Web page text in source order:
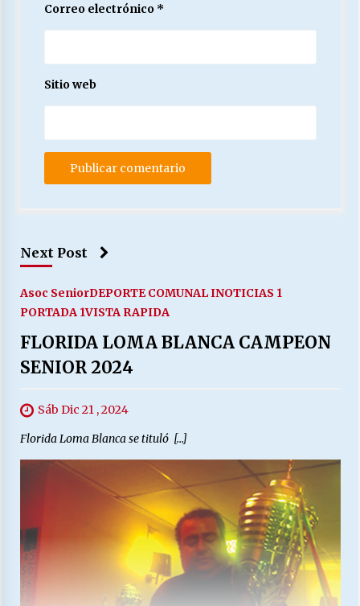
Correo electrónico *
Sitio web
Next Post
Asoc SeniorDEPORTE COMUNAL INOTICIAS 1
PORTADA 1VISTA RAPIDA
FLORIDA LOMA BLANCA CAMPEON
SENIOR 2024
Sáb Dic 21 , 2024
Florida Loma Blanca se tituló […]